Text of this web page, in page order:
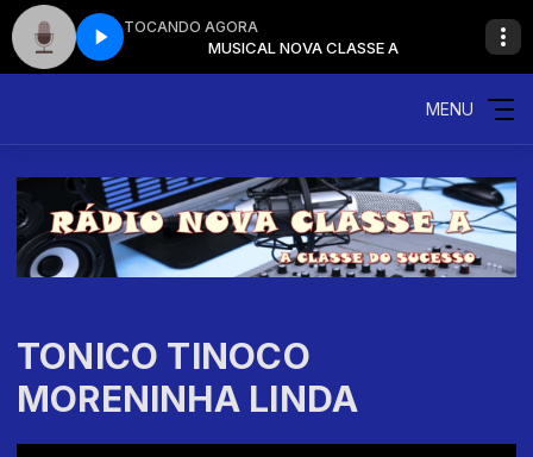
TOCANDO AGORA
A MUSICAL NOVA CLASSE A
MENU
TONICO TINOCO
MORENINHA LINDA